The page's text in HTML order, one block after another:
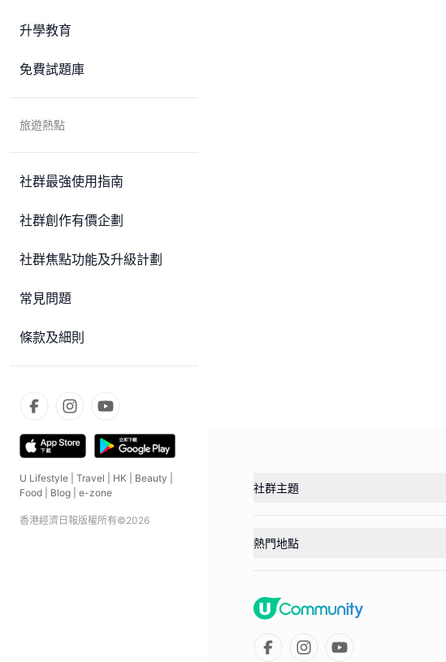
升學教育
免費試題庫
旅遊熱點
社群最強使用指南
社群創作有價企劃
社群焦點功能及升級計劃
常見問題
條款及細則
U Lifestyle Travel HK Beauty
Food
Blog e-zone
香港經濟日報版權所有©2026
社群主題
熱門地點